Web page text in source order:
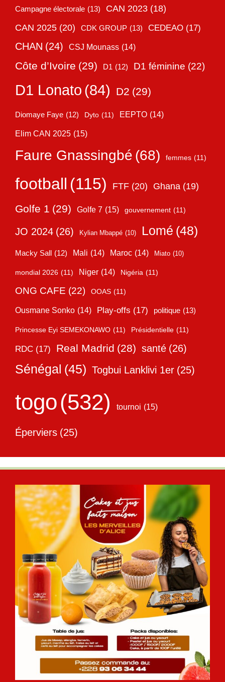
Campagne électorale (13) CAN 2023 (18)
CAN 2025 (20) CDK GROUP (13) CEDEAO (17)
CHAN (24) CSJ Mounass (14)
Côte d’Ivoire (29) D1 (12) D1 féminine (22)
D1 Lonato (84) D2 (29)
Diomaye Faye (12) Dyto (11) EEPTO (14)
Elim CAN 2025 (15)
Faure Gnassingbé (68) femmes (11)
football (115) FTF (20) Ghana (19)
Golfe 1 (29) Golfe 7 (15) gouvernement (11)
JO 2024 (26) Kylian Mbappé (10) Lomé (48)
Macky Sall (12) Mali (14) Maroc (14) Miato (10)
mondial 2026 (11) Niger (14) Nigéria (11)
ONG CAFE (22) OOAS (11)
Ousmane Sonko (14) Play-offs (17) politique (13)
Princesse Eyi SEMEKONAWO (11) Présidentielle (11)
RDC (17) Real Madrid (28) santé (26)
Sénégal (45) Togbui Lanklivi 1er (25)
togo(532) tournoi (15)
Éperviers (25)